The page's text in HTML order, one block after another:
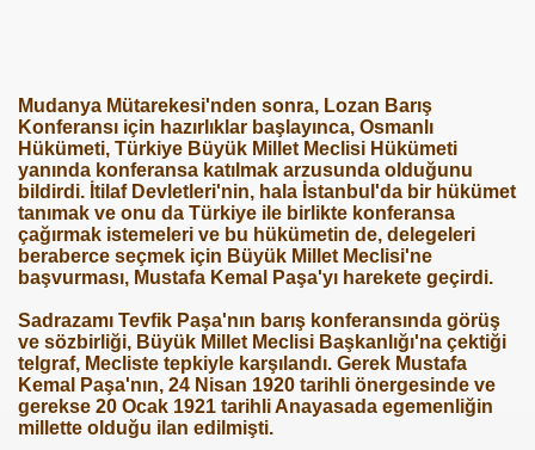
Mudanya Mütarekesi'nden sonra, Lozan Barış
Konferansı için hazırlıklar başlayınca, Osmanlı
Hükümeti, Türkiye Büyük Millet Meclisi Hükümeti
yanında konferansa katılmak arzusunda olduğunu
bildirdi. İtilaf Devletleri'nin, hala İstanbul'da bir hükümet
tanımak ve onu da Türkiye ile birlikte konferansa
çağırmak istemeleri ve bu hükümetin de, delegeleri
beraberce seçmek için Büyük Millet Meclisi'ne
başvurması, Mustafa Kemal Paşa'yı harekete geçirdi.
Sadrazamı Tevfik Paşa'nın barış konferansında görüş
ve sözbirliği, Büyük Millet Meclisi Başkanlığı'na çektiği
telgraf, Mecliste tepkiyle karşılandı. Gerek Mustafa
Kemal Paşa'nın, 24 Nisan 1920 tarihli önergesinde ve
gerekse 20 Ocak 1921 tarihli Anayasada egemenliğin
millette olduğu ilan edilmişti.